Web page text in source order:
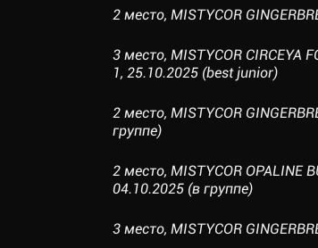
2 место, MISTYCOR
3 место, MISTYCOR
1, 25.10.2025 (best junior)
2 место, MISTYCOR
группе)
2 место, MISTYCOR
04.10.2025 (в группе)
3 место, MISTYCOR